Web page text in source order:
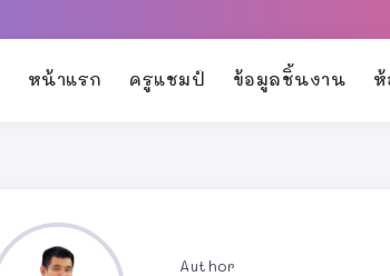
หน้าแรก ครูแชมป์ ข้อมูลชิ้นงาน
Author